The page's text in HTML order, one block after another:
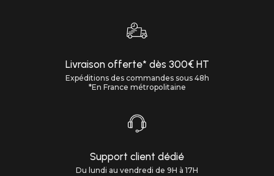
Livraison offerte* dès 300€ HT
Expéditions des commandes sous 48h
*En France métropolitaine
Support client dédié
Du lundi au vendredi de 9H à 17H